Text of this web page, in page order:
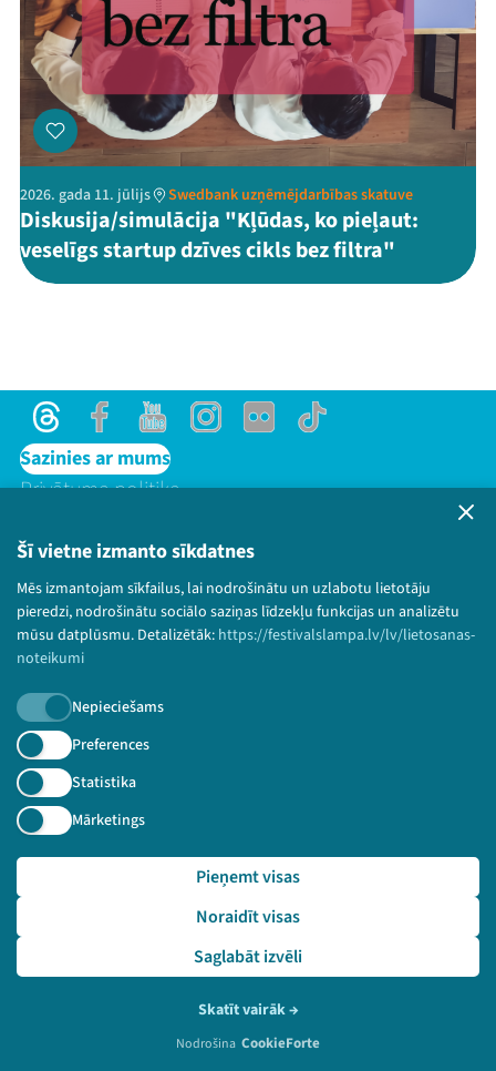
Šī vietne izmanto sīkdatnes
Mēs izmantojam sīkfailus, lai nodrošinātu un uzlabotu lietotāju
pieredzi, nodrošinātu sociālo saziņas līdzekļu funkcijas un analizētu
mūsu datplūsmu. Detalizētāk: https://festivalslampa.lv/lv/lietosanas-
noteikumi
Nepieciešams
Preferences
Statistika
Mārketings
Saglabāt izvēli
Noraidīt visas
Pieņemt visas
Skatīt vairāk→
Nodrošina CookieForte
2026. gada 11. jūlijs Swedbank uzņēmējdarbības skatuve
Diskusija/simulācija "Kļūdas, ko pieļaut:
veselīgs startup dzīves cikls bez filtra"
ThreadsFacebookYoutubeInstagram
Flick TikTok
Sazinies ar mums
Privātuma politika
Bērnu aizsardzības politika
© 2026 Sarunu festivāls LAMPA Visas tiesības
paturētas.
Piesakies jaunumiem!
Nepalaid garām aktuālāko informāciju!
🔗 https://festivalslampa.lv/lv/video-arhivs/878?spe
aker=M%C4%81ris%20Jonovs&speaker_id=2222